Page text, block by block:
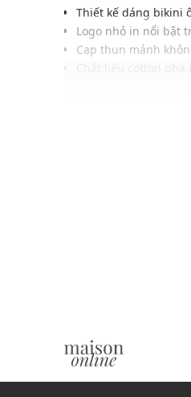
Thiết kế dáng bikini
Logo nhỏ in nổi bật
Cạp thun mảnh